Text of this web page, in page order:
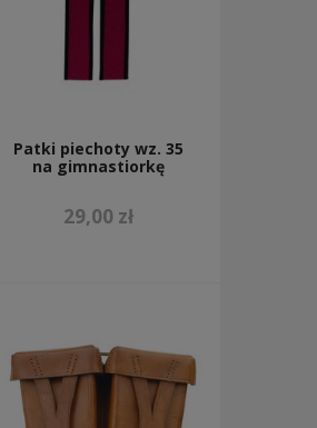
Patki piechoty wz. 35
na gimnastiorkę
29,00 zł